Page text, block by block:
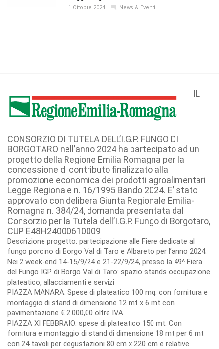
1 Ottobre 2024 News & Eventi
IL
CONSORZIO DI TUTELA DELL’I.G.P. FUNGO DI
BORGOTARO nell’anno 2024 ha partecipato ad un
progetto della Regione Emilia Romagna per la
concessione di contributo finalizzato alla
promozione economica dei prodotti agroalimentari
Legge Regionale n. 16/1995 Bando 2024. E’ stato
approvato con delibera Giunta Regionale Emilia-
Romagna n. 384/24, domanda presentata dal
Consorzio per la Tutela dell’I.G.P. Fungo di Borgotaro,
CUP E48H24000610009
Descrizione progetto: partecipazione alle Fiere dedicate al
fungo porcino di Borgo Val di Taro e Albareto per l’anno 2024.
Nei 2 week-end 14-15/9/24 e 21-22/9/24, presso la 49^ Fiera
del Fungo IGP di Borgo Val di Taro: spazio stands occupazione
plateatico, allacciamenti e servizi
PIAZZA MANARA: Spese di plateatico 100 mq. con fornitura e
montaggio di stand di dimensione 12 mt x 6 mt con
pavimentazione € 2.000,00 oltre IVA
PIAZZA XI FEBBRAIO: spese di plateatico 150 mt. Con
fornitura e montaggio di stand di dimensione 18 mt per 6 mt
con 24 tavoli per degustazioni 80 cm x 220 cm e relative